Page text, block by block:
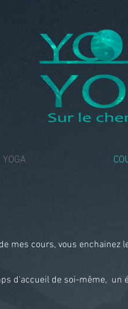
YOGA
mes cours, vous enchainez
d'accueil de soi-même,